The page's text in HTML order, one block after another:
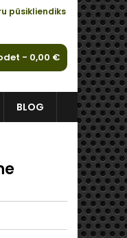
püsikliendiks
- 0,00 €
BLOG